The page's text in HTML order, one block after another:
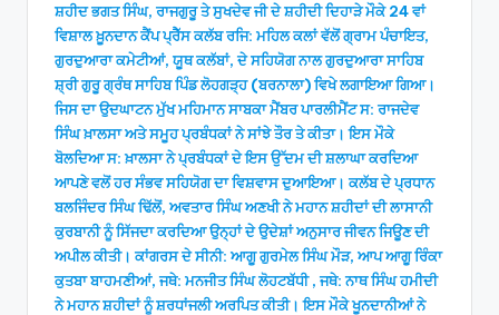
ਸ਼ਹੀਦ ਭਗਤ ਸਿੰਘ, ਰਾਜਗੁਰੂ ਤੇ ਸੁਖਦੇਵ ਜੀ ਦੇ ਸ਼ਹੀਦੀ ਦਿਹਾੜੇ ਮੌਕੇ 24 ਵਾਂ
ਵਿਸ਼ਾਲ ਖ਼ੂਨਦਾਨ ਕੈਂਪ ਪ੍ਰੈੱਸ ਕਲੱਬ ਰਜਿ: ਮਹਿਲ ਕਲਾਂ ਵੱਲੋਂ ਗ੍ਰਾਮ ਪੰਚਾਇਤ,
ਗੁਰਦੁਆਰਾ ਕਮੇਟੀਆਂ, ਯੂਥ ਕਲੱਬਾਂ, ਦੇ ਸਹਿਯੋਗ ਨਾਲ ਗੁਰਦੁਆਰਾ ਸਾਹਿਬ
ਸ਼੍ਰੀ ਗੁਰੂ ਗ੍ਰੰਥ ਸਾਹਿਬ ਪਿੰਡ ਲੋਹਗੜ੍ਹ (ਬਰਨਾਲਾ) ਵਿਖੇ ਲਗਾਇਆ ਗਿਆ।
ਜਿਸ ਦਾ ਉਦਘਾਟਨ ਮੁੱਖ ਮਹਿਮਾਨ ਸਾਬਕਾ ਮੈਂਬਰ ਪਾਰਲੀਮੈਂਟ ਸ: ਰਾਜਦੇਵ
ਸਿੰਘ ਖ਼ਾਲਸਾ ਅਤੇ ਸਮੂਹ ਪ੍ਰਬੰਧਕਾਂ ਨੇ ਸਾਂਝੇ ਤੌਰ ਤੇ ਕੀਤਾ। ਇਸ ਮੌਕੇ
ਬੋਲਦਿਆ ਸ: ਖ਼ਾਲਸਾ ਨੇ ਪ੍ਰਬੰਧਕਾਂ ਦੇ ਇਸ ਉੱਦਮ ਦੀ ਸ਼ਲਾਘਾ ਕਰਦਿਆ
ਆਪਣੇ ਵਲੋਂ ਹਰ ਸੰਭਵ ਸਹਿਯੋਗ ਦਾ ਵਿਸ਼ਵਾਸ ਦੁਆਇਆ। ਕਲੱਬ ਦੇ ਪ੍ਰਧਾਨ
ਬਲਜਿੰਦਰ ਸਿੰਘ ਢਿੱਲੋਂ, ਅਵਤਾਰ ਸਿੰਘ ਅਣਖੀ ਨੇ ਮਹਾਨ ਸ਼ਹੀਦਾਂ ਦੀ ਲਾਸਾਨੀ
ਕੁਰਬਾਨੀ ਨੂੰ ਸਿੱਜਦਾ ਕਰਦਿਆ ਉਨ੍ਹਾਂ ਦੇ ਉਦੇਸ਼ਾਂ ਅਨੁਸਾਰ ਜੀਵਨ ਜਿਊਣ ਦੀ
ਅਪੀਲ ਕੀਤੀ। ਕਾਂਗਰਸ ਦੇ ਸੀਨੀ: ਆਗੂ ਗੁਰਮੇਲ ਸਿੰਘ ਮੌੜ, ਆਪ ਆਗੂ ਰਿੰਕਾ
ਕੁਤਬਾ ਬਾਹਮਣੀਆਂ, ਜਥੇ: ਮਨਜੀਤ ਸਿੰਘ ਲੋਹਟਬੱਧੀ , ਜਥੇ: ਨਾਥ ਸਿੰਘ ਹਮੀਦੀ
ਨੇ ਮਹਾਨ ਸ਼ਹੀਦਾਂ ਨੂੰ ਸ਼ਰਧਾਂਜਲੀ ਅਰਪਿਤ ਕੀਤੀ। ਇਸ ਮੌਕੇ ਖੂਨਦਾਨੀਆਂ ਨੇ